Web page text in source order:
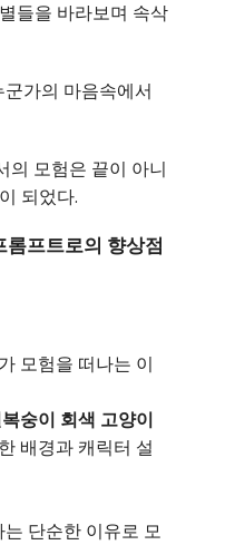
들을 바라보며 속삭
가의 마음속에서
의 모험은 끝이 아니
되었다.
프트로의 향상점
모험을 떠나는 이
숭이 회색 고양이
배경과 캐릭터 설
단순한 이유로 모